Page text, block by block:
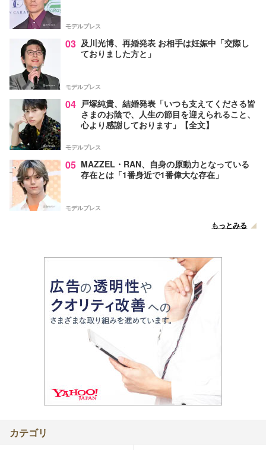
モデルプレス
03 及川光博、再婚発表 お相手は妊娠中「交際し
ておりました方と」
モデルプレス
04 戸塚純貴、結婚発表「いつも支えてくださる皆
さまのお陰で、人生の節目を迎えられること、
心より感謝しております」【全文】
モデルプレス
05 MAZZEL・RAN、自身の原動力となっている
存在とは「1番身近で1番偉大な存在」
モデルプレス
もっとみる
カテゴリ